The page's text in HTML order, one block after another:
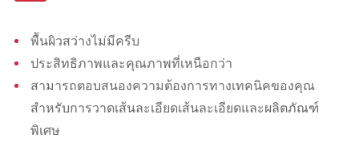
พื้นผิวสว่างไม่มีครีบ
ประสิทธิภาพและคุณภาพที่เหนือกว่า
สามารถตอบสนองความต้องการทางเทคนิคของคุณ
สำหรับการวาดเส้นละเอียดเส้นละเอียดและผลิตภัณฑ์
พิเศษ